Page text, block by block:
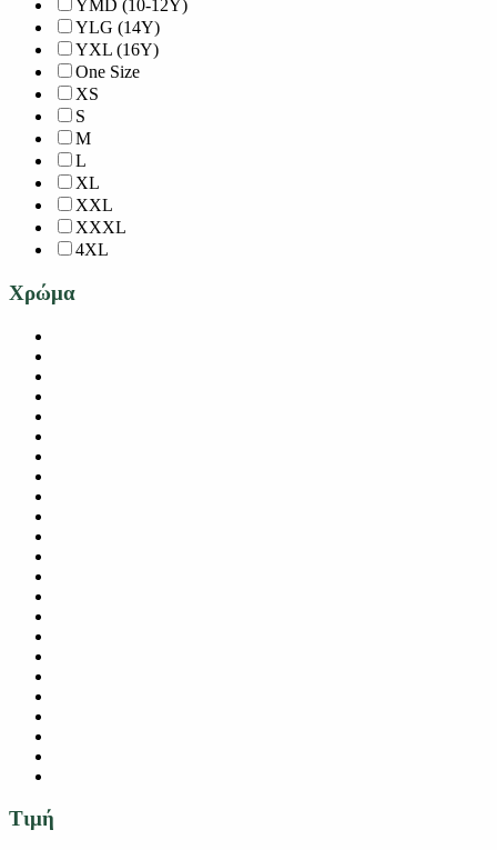
YMD (10-12Y)
YLG (14Y)
YXL (16Y)
One Size
XS
S
M
L
XL
XXL
XXXL
4XL
Χρώμα
Τιμή